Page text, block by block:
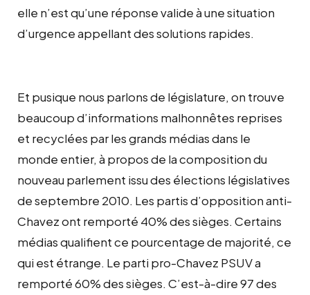
elle n’est qu’une réponse valide à une situation
d’urgence appellant des solutions rapides.
Et pusique nous parlons de législature, on trouve
beaucoup d’informations malhonnêtes reprises
et recyclées par les grands médias dans le
monde entier, à propos de la composition du
nouveau parlement issu des élections législatives
de septembre 2010. Les partis d’opposition anti-
Chavez ont remporté 40% des sièges. Certains
médias qualifient ce pourcentage de majorité, ce
qui est étrange. Le parti pro-Chavez PSUV a
remporté 60% des sièges. C’est-à-dire 97 des